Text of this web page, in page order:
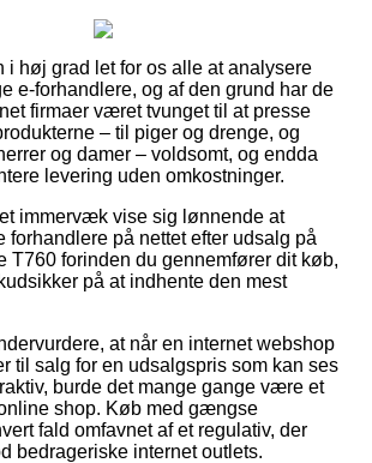
i høj grad let for os alle at analysere
e-forhandlere, og af den grund har de
firmaer været tvunget til at presse
– til piger og drenge, og
og damer – voldsomt, og endda
levering uden omkostninger.
immervæk vise sig lønnende at
forhandlere på nettet efter udsalg på
T760 forinden du gennemfører dit køb,
på at indhente den mest
at når en internet webshop
til salg for en udsalgspris som kan ses
burde det mange gange være et
shop. Køb med gængse
fald omfavnet af et regulativ, der
bedrageriske internet outlets.